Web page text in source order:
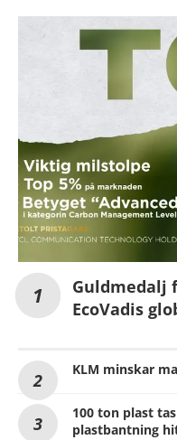
Guldmedalj
EcoVadis
KLM minskar
100 ton plast
plastbantning